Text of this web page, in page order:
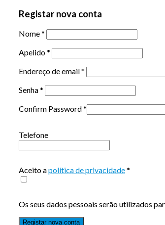
Registar nova conta
Nome*
Apelido*
Endereço de email*
Senha*
Confirm Password*
Telefone
Aceito apolítica de privacidade*
Os seus dados pessoais serão utilizados
Registar nova conta